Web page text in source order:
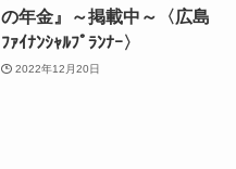
の年金』～掲載中～〈広島
ﾌｧｲﾅﾝｼｬﾙﾌﾟﾗﾝﾅｰ〉
2022年12月20日